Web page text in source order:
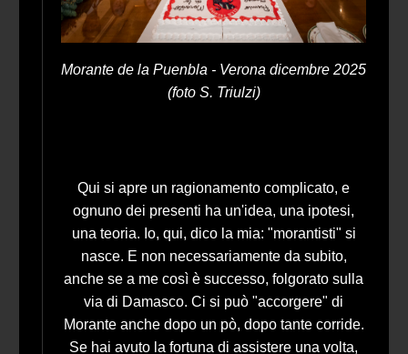
Morante de la Puenbla - Verona dicembre 2025
(foto S. Triulzi)
Qui si apre un ragionamento complicato, e
ognuno dei presenti ha un'idea, una ipotesi,
una teoria. Io, qui, dico la mia: "morantisti" si
nasce. E non necessariamente da subito,
anche se a me così è successo, folgorato sulla
via di Damasco. Ci si può "accorgere" di
Morante anche dopo un pò, dopo tante corride.
Se hai avuto la fortuna di assistere una volta,